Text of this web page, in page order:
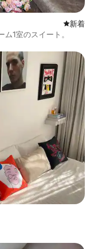
新しい宿
新着
1室のスイート。